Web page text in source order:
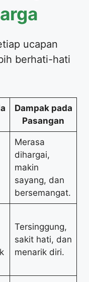
ucapan
berhati-hati
Dampak pada
Pasangan
Merasa
dihargai,
makin
sayang, dan
bersemangat.
Tersinggung,
sakit hati, dan
menarik diri.